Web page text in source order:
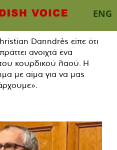
ENG
Danndrès είπε ότι
ανοιχτά ένα
κουρδικού λαού. Η
με αίμα για να μας